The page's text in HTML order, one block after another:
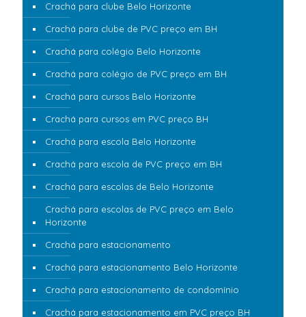
Crachá para clube Belo Horizonte
Crachá para clube de PVC preço em BH
Crachá para colégio Belo Horizonte
Crachá para colégio de PVC preço em BH
Crachá para cursos Belo Horizonte
Crachá para cursos em PVC preço BH
Crachá para escola Belo Horizonte
Crachá para escola de PVC preço em BH
Crachá para escolas de Belo Horizonte
Crachá para escolas de PVC preço em Belo
Horizonte
Crachá para estacionamento
Crachá para estacionamento Belo Horizonte
Crachá para estacionamento de condomínio
Crachá para estacionamento em PVC preço BH